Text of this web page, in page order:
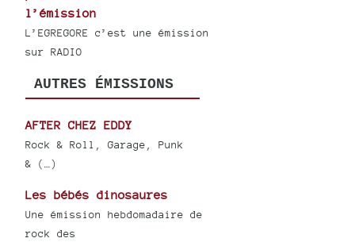
l’émission
L’EGREGORE c’est une émission
sur RADIO
AUTRES ÉMISSIONS
AFTER CHEZ EDDY
Rock & Roll, Garage, Punk
& (…)
Les bébés dinosaures
Une émission hebdomadaire de
rock des